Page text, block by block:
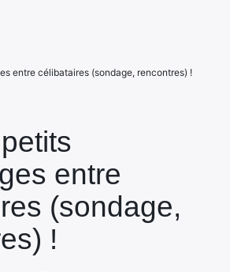
entre
(sondage,
!
entre célibataires (sondage, rencontres) !